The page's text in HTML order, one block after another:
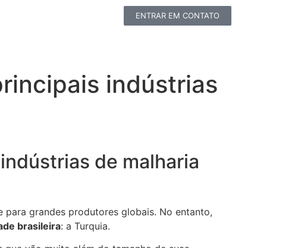
ENTRAR EM CONTATO
indústrias
de malharia
grandes produtores globais. No entanto,
brasileira: a Turquia.